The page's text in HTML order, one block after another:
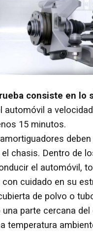
consiste en lo
automóvil a
15 minutos.
chasis. Dentro de
el automóvil,
cuidado en su
de polvo o
parte cercana del
temperatura